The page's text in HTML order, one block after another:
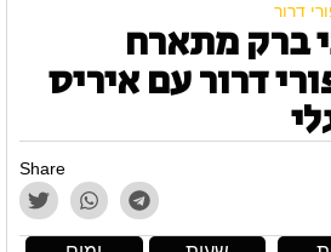
דרור
ברק מתארח
דרור עם איריס
Share